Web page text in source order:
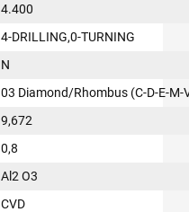
4.400
4-DRILLING,0-TURNING
N
03 Diamond/Rhombus (C-D-E-M-
9,672
0,8
Al2 O3
CVD